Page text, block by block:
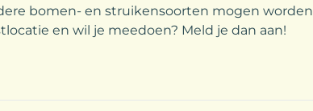
bomen- en struikensoorten mogen worden
en wil je meedoen? Meld je dan aan!